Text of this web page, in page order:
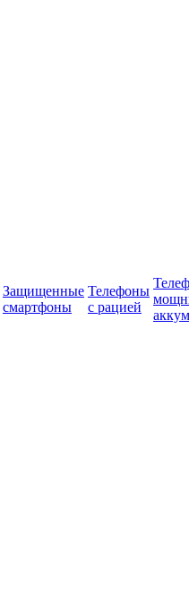
Защищенные
смартфоны
Телефоны
с рацией